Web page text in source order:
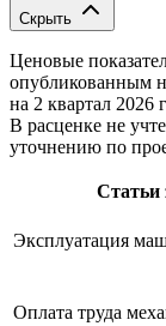
Скрыть
Ценовые
опубликованным
на 2 квартал 2026
В расценке не
уточнению по
Статьи
Эксплуатация
Оплата труда